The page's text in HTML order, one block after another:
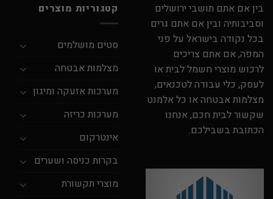
בין אם אתם תושבי ירושלים
וסביבותיה ובין אם אתם גרים
בכל נקודה בישראל על פני
המפה, אם אתם צריכים
לרכוש מוצרי חשמל לבית או
לעסק, כלי עבודה לטכנאים,
מצלמות אבטחה או כל אלמנט
שקשור לבית חכם, אנחנו
הכתובת בשבילכם.
קטגוריות מוצרים
סטים מושלמים
מצלמות אבטחה
מערכות אזעקה ומיגון
מערכות כריזה
אינטרקום
בקרות כניסה ושערים
מוצרי תקשורת